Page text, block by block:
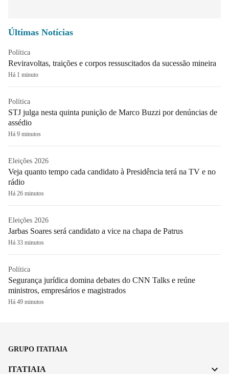
Últimas Notícias
Política
Reviravoltas, traições e corpos ressuscitados da sucessão mineira
Há 1 minuto
Política
STJ julga nesta quinta punição de Marco Buzzi por denúncias de
assédio
Há 9 minutos
Eleições 2026
Veja quanto tempo cada candidato à Presidência terá na TV e no
rádio
Há 26 minutos
Eleições 2026
Jarbas Soares será candidato a vice na chapa de Patrus
Há 33 minutos
Política
Segurança jurídica domina debates do CNN Talks e reúne
ministros, empresários e magistrados
Há 49 minutos
GRUPO ITATIAIA
ITATIAIA